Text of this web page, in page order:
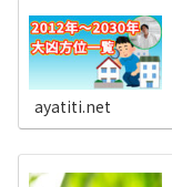
ayatiti.net